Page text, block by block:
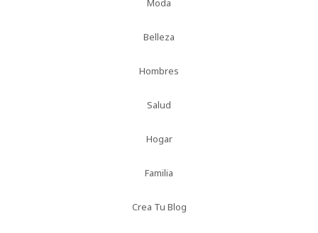
Moda
Belleza
Hombres
Salud
Hogar
Familia
Crea Tu Blog